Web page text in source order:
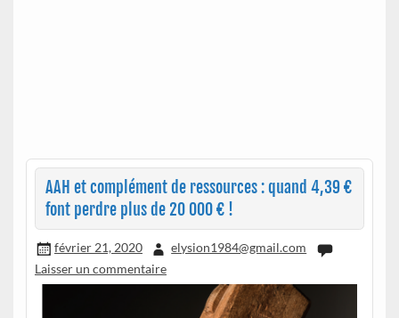
AAH et complément de ressources : quand 4,39 €
font perdre plus de 20 000 € !
février 21, 2020
elysion1984@gmail.com
Laisser un commentaire